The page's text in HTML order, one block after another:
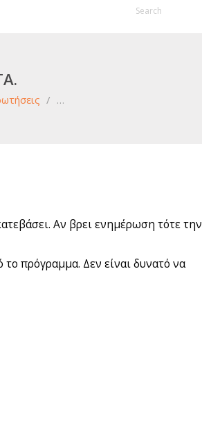
/ …
Αν βρει ενημέρωση τότε την
πρόγραμμα. Δεν είναι δυνατό να